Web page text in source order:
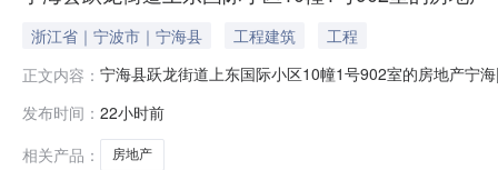
浙江省｜宁波市｜宁海县 工程建筑
工程
正文内容： 宁海县跃龙街道上东国际小区10幢1号902室的房地产宁
况1.法院执行裁定书；2.可提供的权证证书，行业部门查
电卫生设
发布时间： 22小时前
相关产品：
房地产